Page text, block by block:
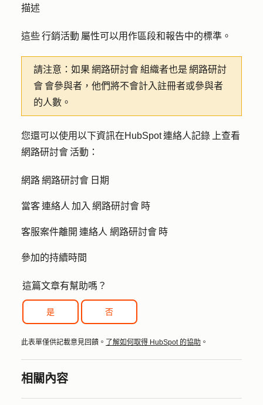
描述
這些 行銷活動 屬性可以用作區段和報告中的標準。
請注意： 如果 網路研討會 組織者也是 網路研討
會 會參與者，他們將不會計入註冊者或參與者
的人數。
您還可以使用以下資訊在HubSpot 連絡人記錄 上查看
網路研討會 活動：
網路 網路研討會 日期
當客 連絡人 加入 網路研討會 時
客服案件離開 連絡人 網路研討會 時
參加的持續時間
這篇文章有幫助嗎？
是 否
此表單僅供記載意見回饋。 了解如何取得 HubSpot 的協助 。
相關內容